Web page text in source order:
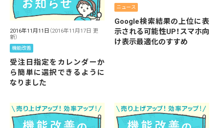
2016年11月11日 （2016年11月17日 更
新）
機能改善
受注日指定をカレンダーか
ら簡単に選択できるように
なりました
ニュース
Google検索結果の上位に表
示される可能性UP！スマホ向
け表示最適化のすすめ